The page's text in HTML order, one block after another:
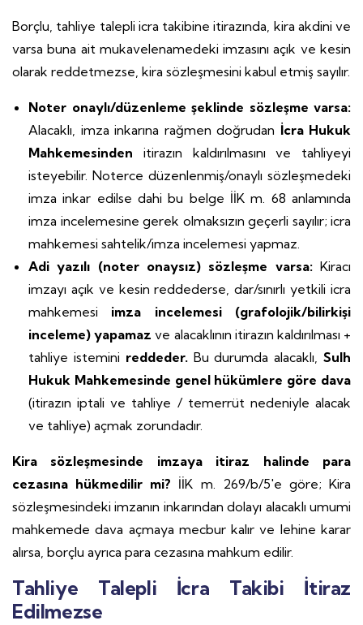
Borçlu, tahliye talepli icra takibine itirazında, kira akdini ve
varsa buna ait mukavelenamedeki imzasını açık ve kesin
olarak reddetmezse, kira sözleşmesini kabul etmiş sayılır.
Noter onaylı/düzenleme şeklinde sözleşme varsa:
Alacaklı, imza inkarına rağmen doğrudan İcra Hukuk
Mahkemesinden itirazın kaldırılmasını ve tahliyeyi
isteyebilir. Noterce düzenlenmiş/onaylı sözleşmedeki
imza inkar edilse dahi bu belge İİK m. 68 anlamında
imza incelemesine gerek olmaksızın geçerli sayılır; icra
mahkemesi sahtelik/imza incelemesi yapmaz.
Adi yazılı (noter onaysız) sözleşme varsa:Kiracı
imzayı açık ve kesin reddederse, dar/sınırlı yetkili icra
mahkemesi imza incelemesi (grafolojik/bilirkişi
inceleme) yapamaz ve alacaklının itirazın kaldırılması +
tahliye istemini reddeder.Bu durumda alacaklı,Sulh
Hukuk Mahkemesinde genel hükümlere göre dava
(itirazın iptali ve tahliye / temerrüt nedeniyle alacak
ve tahliye) açmak zorundadır.
Kira sözleşmesinde imzaya itiraz halinde para
cezasına hükmedilir mi? İİK m. 269/b/5'e göre; Kira
sözleşmesindeki imzanın inkarından dolayı alacaklı umumi
mahkemede dava açmaya mecbur kalır ve lehine karar
alırsa, borçlu ayrıca para cezasına mahkum edilir.
Tahliye Talepli İcra Takibi İtiraz
Edilmezse